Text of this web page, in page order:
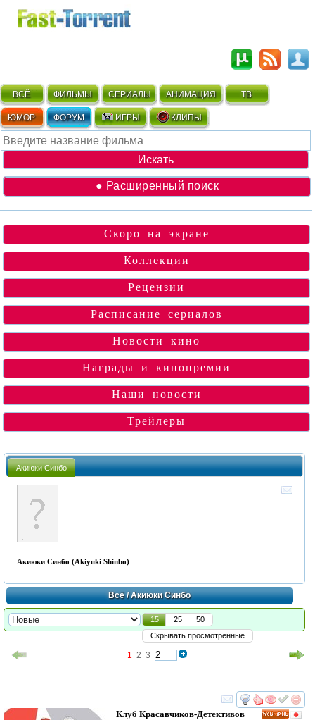
ВСЁ ФИЛЬМЫ СЕРИАЛЫ АНИМАЦИЯ ТВ
ЮМОР ФОРУМ ИГРЫ КЛИПЫ
● Расширенный поиск
Скоро на экране
Коллекции
Рецензии
Расписание сериалов
Новости кино
Награды и кинопремии
Наши новости
Трейлеры
Акиюки Синбо
Акиюки Синбо (Akiyuki Shinbo)
Всё/ Акиюки Синбо
15 25
50
Скрывать просмотренные
1 2 3
смотреть
Клуб Красавчиков-Детективов